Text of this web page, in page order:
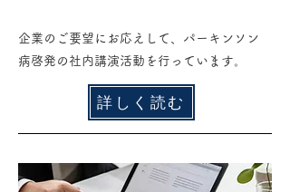
企業のご要望にお応えして、パーキンソン
病啓発の社内講演活動を行っています。
詳しく読む